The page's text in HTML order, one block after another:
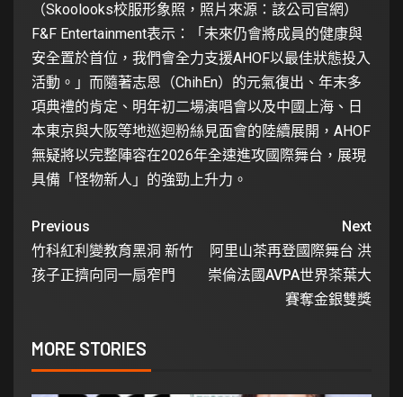
（Skoolooks校服形象照，照片來源：該公司官網）
F&F Entertainment表示：「未來仍會將成員的健康與
安全置於首位，我們會全力支援AHOF以最佳狀態投入
活動。」而隨著志恩（ChihEn）的元氣復出、年末多
項典禮的肯定、明年初二場演唱會以及中國上海、日
本東京與大阪等地巡迴粉絲見面會的陸續展開，AHOF
無疑將以完整陣容在2026年全速進攻國際舞台，展現
具備「怪物新人」的強勁上升力。
Previous
竹科紅利變教育黑洞 新竹
孩子正擠向同一扇窄門
Next
阿里山茶再登國際舞台 洪
崇倫法國AVPA世界茶葉大
賽奪金銀雙獎
MORE STORIES